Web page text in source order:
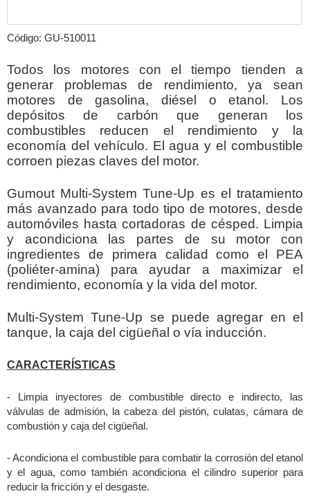
Código: GU-510011
Todos los motores con el tiempo tienden a
generar problemas de rendimiento, ya sean
motores de gasolina, diésel o etanol. Los
depósitos de carbón que generan los
combustibles reducen el rendimiento y la
economía del vehículo. El agua y el combustible
corroen piezas claves del motor.
Gumout Multi-System Tune-Up es el tratamiento
más avanzado para todo tipo de motores, desde
automóviles hasta cortadoras de césped. Limpia
y acondiciona las partes de su motor con
ingredientes de primera calidad como el PEA
(poliéter-amina) para ayudar a maximizar el
rendimiento, economía y la vida del motor.
Multi-System Tune-Up se puede agregar en el
tanque, la caja del cigüeñal o vía inducción.
CARACTERÍSTICAS
- Limpia inyectores de combustible directo e indirecto, las
válvulas de admisión, la cabeza del pistón, culatas, cámara de
combustión y caja del cigüeñal.
- Acondiciona el combustible para combatir la corrosión del etanol
y el agua, como también acondiciona el cilindro superior para
reducir la fricción y el desgaste.